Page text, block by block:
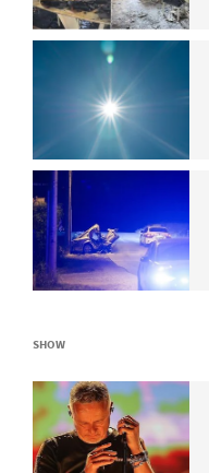
SHOW